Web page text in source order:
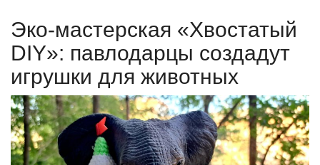
ПАВЛОДАРСКАЯ ОБЛАСТЬ
КАЗАХСТАН
МИР
СПЕЦПРОЕКТЫ
Эко-мастерская «Хвостатый
DIY»: павлодарцы создадут
игрушки для животных